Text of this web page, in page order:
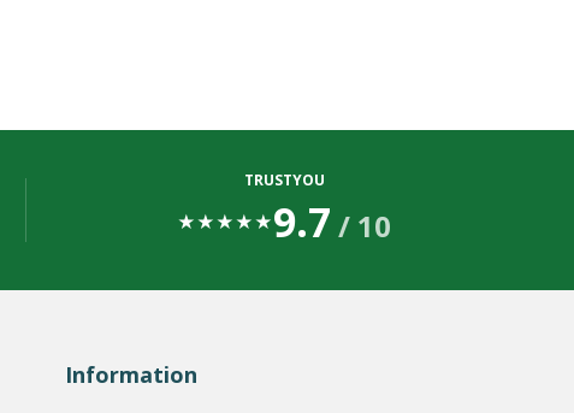
TRUSTYOU
★★★★★9.7 / 10
Information